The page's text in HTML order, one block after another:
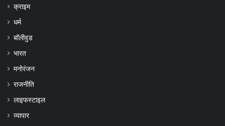
क्राइम
धर्म
बॉलीवुड
भारत
मनोरंजन
राजनीति
लाइफस्टाइल
व्यापार